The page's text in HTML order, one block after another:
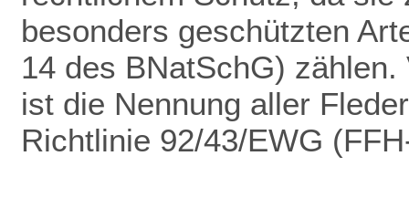
besonders geschützten
14 des BNatSchG)
ist die Nennung aller
Richtlinie 92/43/EWG